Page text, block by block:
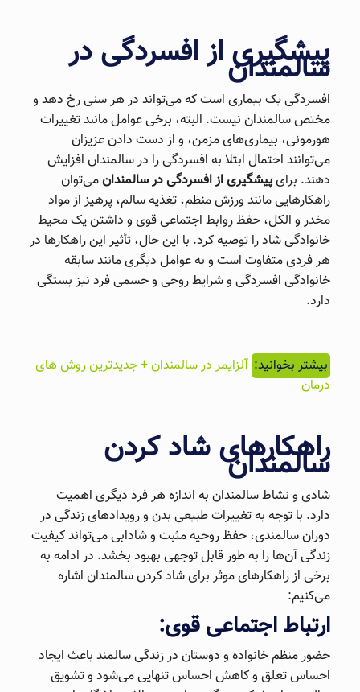
پیشگیری از افسردگی در
سالمندان
افسردگی یک بیماری است که می‌تواند در هر سنی رخ دهد و
مختص سالمندان نیست. البته، برخی عوامل مانند تغییرات
هورمونی، بیماری‌های مزمن، و از دست دادن عزیزان
می‌توانند احتمال ابتلا به افسردگی را در سالمندان افزایش
دهند. برایپیشگیری از افسردگی در سالمندانمی‌توان
راهکارهایی مانند ورزش منظم، تغذیه سالم، پرهیز از مواد
مخدر و الکل، حفظ روابط اجتماعی قوی و داشتن یک محیط
خانوادگی شاد را توصیه کرد. با این حال، تأثیر این راهکارها در
هر فردی متفاوت است و به عوامل دیگری مانند سابقه
خانوادگی افسردگی و شرایط روحی و جسمی فرد نیز بستگی
دارد.
بیشتر بخوانید: آلزایمر در سالمندان + جدیدترین روش های
درمان
راهکارهای شاد کردن
سالمندان
شادی و نشاط سالمندان به اندازه هر فرد دیگری اهمیت
دارد. با توجه به تغییرات طبیعی بدن و رویدادهای زندگی در
دوران سالمندی، حفظ روحیه مثبت و شادابی می‌تواند کیفیت
زندگی آن‌ها را به طور قابل توجهی بهبود بخشد. در ادامه به
برخی از راهکارهای موثر برای شاد کردن سالمندان اشاره
می‌کنیم:
ارتباط اجتماعی قوی:
حضور منظم خانواده و دوستان در زندگی سالمند باعث ایجاد
احساس تعلق و کاهش احساس تنهایی می‌شود و تشویق